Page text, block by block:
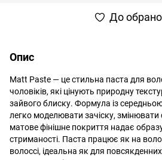
До
Опис
Matt Paste — це стильна паста для
чоловіків, які цінують природну
зайвого блиску. Формула із
легко моделювати зачіску,
матове фінішне покриття надає
стриманості. Паста працює як на
волоссі, ідеальна як для